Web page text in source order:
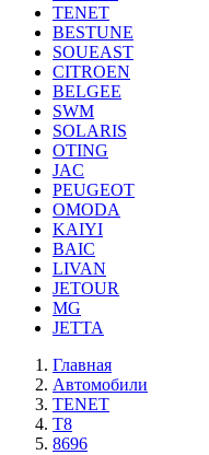
TENET
BESTUNE
SOUEAST
CITROEN
BELGEE
SWM
SOLARIS
OTING
JAC
PEUGEOT
OMODA
KAIYI
BAIC
LIVAN
JETOUR
MG
JETTA
Главная
Автомобили
TENET
T8
8696